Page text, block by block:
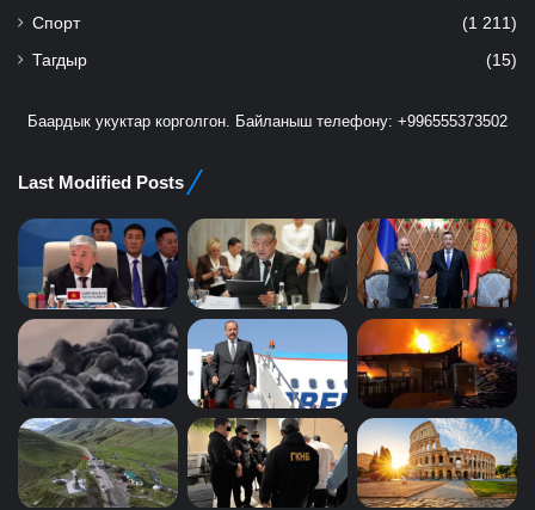
Спорт (1 211)
Тагдыр (15)
Баардык укуктар корголгон. Байланыш телефону: +996555373502
Last Modified Posts